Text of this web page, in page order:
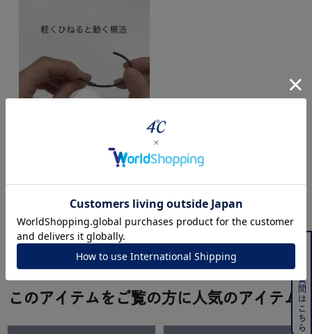
バングル装着方法
このアイテムをご覧の方に人気のアイテムよくある質問はこちら